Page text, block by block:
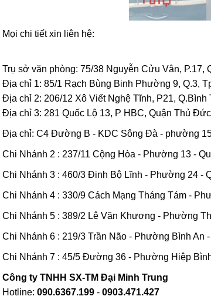
Mọi chi tiết xin liên hệ:
Trụ sở văn phòng: 75/38 Nguyễn Cửu Vân, P.17,
Địa chỉ 1: 85/1 Rạch Bùng Binh Phường 9, Q.3,
Địa chỉ 2: 206/12 Xô Viết Nghệ Tĩnh, P21, Q.Bình
Địa chỉ 3: 281 Quốc Lộ 13, P HBC, Quận Thủ
Địa chỉ: C4 Đường B - KDC Sông Đà - phường
Chi Nhánh 2 : 237/11 Cộng Hòa - Phường 13 -
Chi Nhánh 3 : 460/3 Đinh Bộ Lĩnh - Phường 24 -
Chi Nhánh 4 : 330/9 Cách Mạng Tháng Tám -
Chi Nhánh 5 : 389/2 Lê Văn Khương - Phường
Chi Nhánh 6 : 219/3 Trần Não - Phường Bình An
Chi Nhánh 7 : 45/5 Đường 36 - Phường Hiệp
Công ty TNHH SX-TM Đại Minh Trung
Hotline: 090.6367.199- 0903.471.427